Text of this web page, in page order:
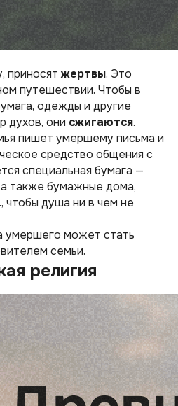
приносят жертвы. Это
путешествии. Чтобы в
одежды и другие
духов, они сжигаются.
пишет умершему письма и
средство общения с
специальная бумага —
а также бумажные дома,
чтобы душа ни в чем не
умершего может стать
семьи.
религия